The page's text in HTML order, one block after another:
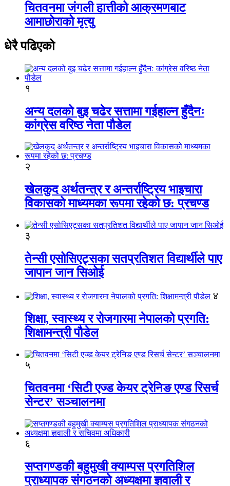
चितवनमा जंगली हात्तीको आक्रमणबाट
आमाछोराको मृत्यु
धेरै पढिएको
१
अन्य दलको बुइ चढेर सत्तामा गईहाल्न हुँदैनः
कांग्रेस वरिष्ठ नेता पौडेल
२
खेलकुद अर्थतन्त्र र अन्तर्राष्ट्रिय भाइचारा
विकासको माध्यमका रूपमा रहेको छ: प्रचण्ड
३
तेन्सी एसोसिएट्सका सतप्रतिशत विद्यार्थीले पाए
जापान जान सिओई
४
शिक्षा, स्वास्थ्य र रोजगारमा नेपालको प्रगति:
शिक्षामन्त्री पौडेल
५
चितवनमा ‘सिटी एज्ड केयर ट्रेनिङ एण्ड रिसर्च
सेन्टर’ सञ्चालनमा
६
सप्तगण्डकी बहुमुखी क्याम्पस प्रगतिशिल
प्राध्यापक संगठनको अध्यक्षमा ज्ञवाली र